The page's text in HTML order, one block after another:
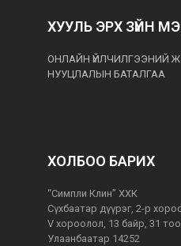
ХУУЛЬ ЭРХ ЗҮЙН
ОНЛАЙН ҮЙЛЧИЛГЭЭНИЙ
НУУЦЛАЛЫН БАТАЛГАА
ХОЛБОО БАРИХ
“Симпли Клин” ХХК
Сүхбаатар дүүрэг, 2-р
V хороолол, 13 байр, 31
Улаанбаатар 14252